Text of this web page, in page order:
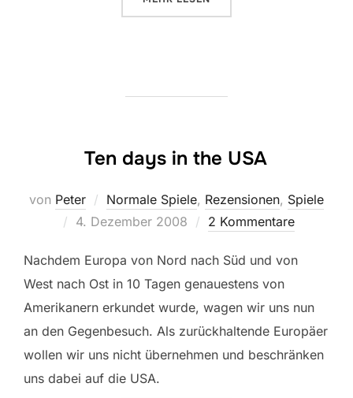
Ten days in the USA
von Peter Normale Spiele, Rezensionen, Spiele
Veröffentlicht
4. Dezember 2008 2 Kommentare
Nachdem Europa von Nord nach Süd und von
West nach Ost in 10 Tagen genauestens von
Amerikanern erkundet wurde, wagen wir uns nun
an den Gegenbesuch. Als zurückhaltende Europäer
wollen wir uns nicht übernehmen und beschränken
uns dabei auf die USA.